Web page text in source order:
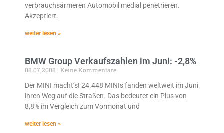
verbrauchsärmeren Automobil medial penetrieren.
Akzeptiert.
weiter lesen »
BMW Group Verkaufszahlen im Juni: -2,8%
08.07.2008
Keine Kommentare
Der MINI macht’s! 24.448 MINIs fanden weltweit im Juni
ihren Weg auf die Straßen. Das bedeutet ein Plus von
8,8% im Vergleich zum Vormonat und
weiter lesen »